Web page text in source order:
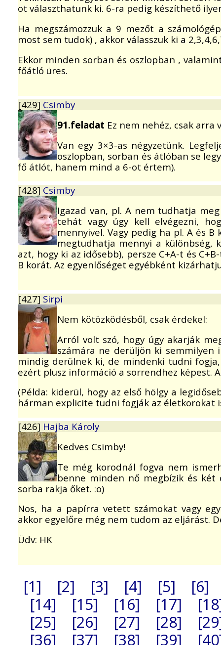
ot választhatunk ki. 6-ra pedig készíthető
Ha megszámozzuk a 9 mezőt a
most sem tudok) , akkor válasszuk ki a
Ekkor minden sorban és oszlopban ,
főátló üres.
[429] Csimby
91.feladat Ez nem nehéz, csak arra
Van egy 3×3-as négyzetünk.
oszlopban, sorban és átlóban se
fő átlót, hanem mind a 6-ot értem).
[428] Csimby
Igazad van, pl. A nem tudhatja
tehát vagy úgy kell elvégezni,
mennyivel. Vagy pedig ha pl. A és
megtudhatja mennyi a különbség,
azt, hogy ki az idősebb), persze C+A-t és
B korát. Az egyenlőséget egyébként
[427] Sirpi
Nem kötözködésből, csak érdekel:
Arról volt szó, hogy úgy akarják
számára ne derüljön ki semmilyen
mindig derülnek ki, de mindenki tudni
ezért plusz információ a sorrendhez képest.
(Példa: kiderül, hogy az első hölgy a
hárman explicite tudni fogják az életkorokat
[426] Hajba Károly
Kedves Csimby!
Te még korodnál fogva nem
benne minden nő megbízik és
sorba rakja őket. :o)
Nos, ha a papírra vetett számokat vagy
akkor egyelőre még nem tudom az eljárást.
Üdv: HK
[1] [2] [3] [4] [5]
[6]
[14]
[15] [16] [17]
[25]
[26] [27] [28]
[36]
[37] [38] [39]